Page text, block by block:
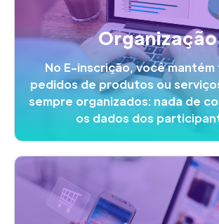
Organização
No E-inscrição, você
pedidos de produtos ou
sempre organizados: nada de
os dados dos